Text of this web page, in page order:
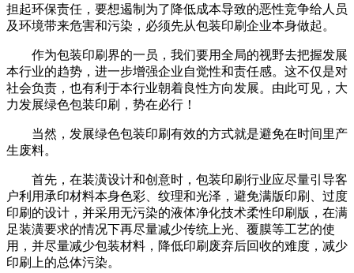
担起环保责任，要想遏制为了降低成本导致的恶性竞争给人员
及环境带来危害和污染，必须先从包装印刷企业本身做起。
作为包装印刷界的一员，我们要用全局的视野去把握发展
本行业的趋势，进一步增强企业自觉性和责任感。这不仅是对
社会负责，也有利于本行业朝着良性方向发展。由此可见，大
力发展绿色包装印刷，势在必行！
当然，发展绿色包装印刷有效的方式就是避免在时间里产
生废料。
首先，在装潢设计和创意时，包装印刷行业应尽量引导客
户利用承印材料本身色彩、纹理和光泽，避免满版印刷、过度
印刷的设计，并采用无污染的液体净化技术柔性印刷版，在满
足装潢要求的情况下再尽量减少传统上光、覆膜等工艺的使
用，并尽量减少包装材料，降低印刷废弃后回收的难度，减少
印刷上的总体污染。